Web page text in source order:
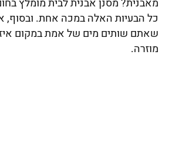
מאבנית? מסנן אבנית לבית מומלץ
כל הבעיות האלה במכה אחת. ובסוף,
שאתם שותים מים של אמת במקום
מוזרה.